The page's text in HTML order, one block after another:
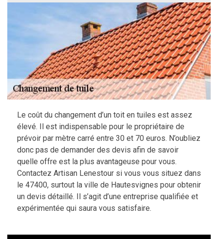
Le coût du changement d’un toit en tuiles est assez
élevé. Il est indispensable pour le propriétaire de
prévoir par mètre carré entre 30 et 70 euros. N’oubliez
donc pas de demander des devis afin de savoir
quelle offre est la plus avantageuse pour vous.
Contactez Artisan Lenestour si vous vous situez dans
le 47400, surtout la ville de Hautesvignes pour obtenir
un devis détaillé. Il s’agit d’une entreprise qualifiée et
expérimentée qui saura vous satisfaire.